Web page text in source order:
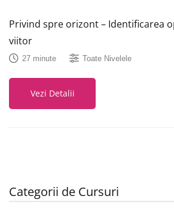
Categorii de Cursuri
Privind spre orizont – Identificarea
viitor
27 minute Toate Nivelele
Vezi Detalii